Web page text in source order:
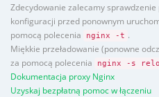
Zdecydowanie zalecamy
konfiguracji przed ponownym
pomocą polecenia
nginx -t .
Miękkie przeładowanie (ponowne
za pomocą polecenia
nginx -s
Dokumentacja proxy Nginx
Uzyskaj bezpłatną pomoc w łączeniu